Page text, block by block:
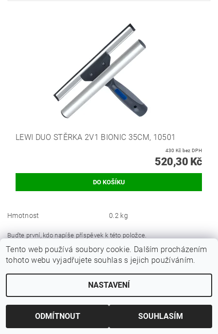
LEWI DUO STĚRKA 2V1 BIONIC 35CM, 10501
430 Kč bez DPH
520,30 Kč
Hmotnost 0.2 kg
Buďte první, kdo napíše příspěvek k této položce.
Přidat komentář
Tento web používá soubory cookie. Dalším procházením
tohoto webu vyjadřujete souhlas s jejich používáním.
NASTAVENÍ
ODMÍTNOUT SOUHLASÍM